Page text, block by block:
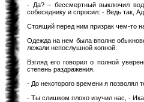
- Да? – бессмертный выключил
собеседнику и спросил: - Ведь так,
Стоящий перед ним призрак чем-то
Одежда на нем была вполне
лежали непослушной копной.
Взгляд его говорил о полной
степень раздражения.
- До некоторого времени я позволял
- Ты слишком плохо изучил нас, -